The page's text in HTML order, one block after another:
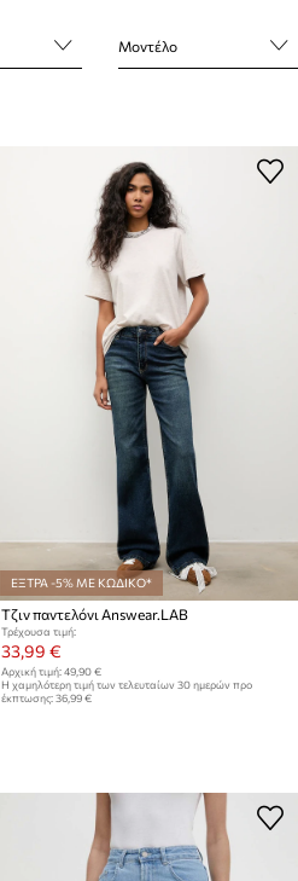
Μοντέλο
ΕΞΤΡΑ -5% ΜΕ ΚΩΔΙΚΟ*
Τζιν παντελόνι Answear.LAB
Τρέχουσα τιμή:
33,99 €
Αρχική τιμή: 49,90 €
Η χαμηλότερη τιμή των τελευταίων 30 ημερών προ
έκπτωσης: 36,99 €